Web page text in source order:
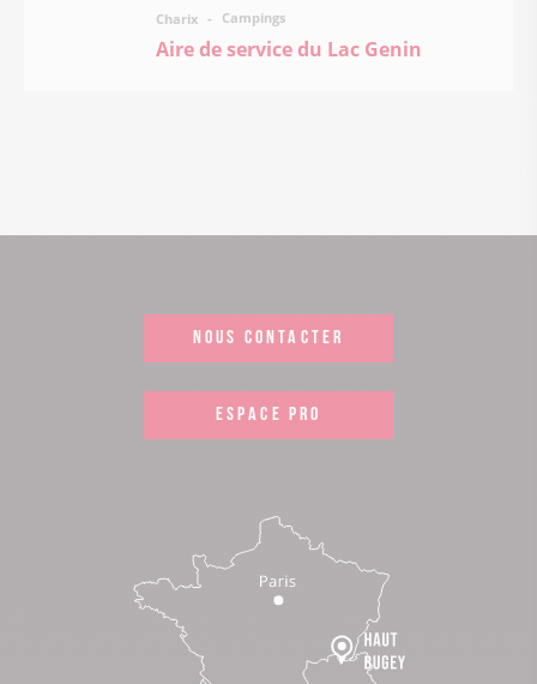
Charix Campings
Aire de service du Lac Genin
NOUS CONTACTER
ESPACE PRO